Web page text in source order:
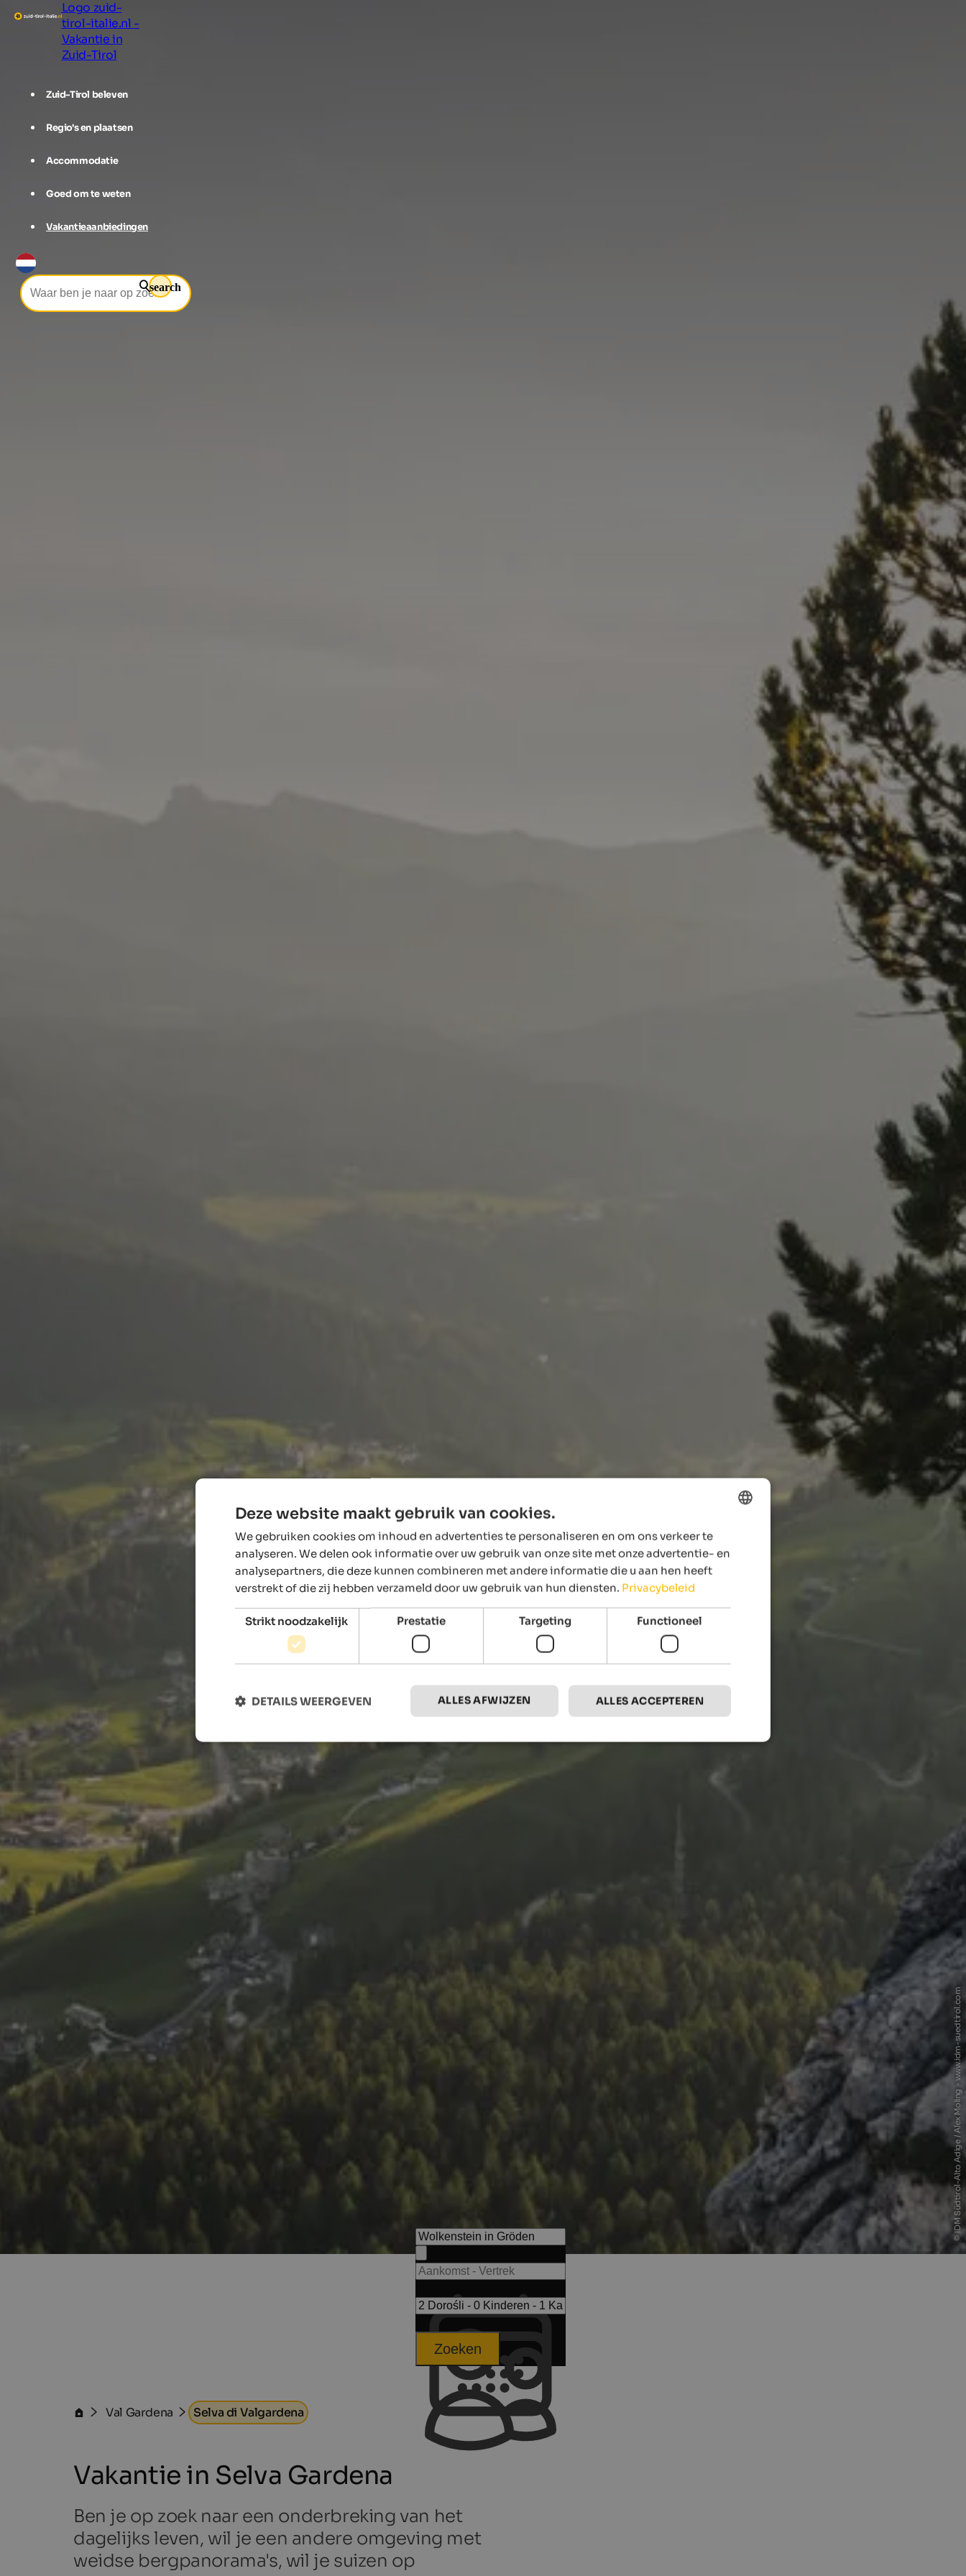
Logo zuid-
tirol-italie.nl -
Vakantie in
Zuid-Tirol
Zuid-Tirol beleven
Regio's en plaatsen
Accommodatie
Goed om te weten
Vakantieaanbiedingen
search
© IDM Südtirol-Alto Adige / Alex Moling - www.idm-suedtirol.com
Zoeken
Val Gardena Selva di Valgardena
Vakantie in Selva Gardena
Ben je op zoek naar een onderbreking van het
dagelijks leven, wil je een andere omgeving met
weidse bergpanorama's, wil je suizen op
ENGLISH
DUTCH
Deze website maakt gebruik van cookies.
We gebruiken cookies om inhoud en advertenties te personaliseren en om ons verkeer te
analyseren. We delen ook informatie over uw gebruik van onze site met onze advertentie- en
analysepartners, die deze kunnen combineren met andere informatie die u aan hen heeft
verstrekt of die zij hebben verzameld door uw gebruik van hun diensten. Privacybeleid
Strikt noodzakelijk Prestatie Targeting Functioneel
ALLES ACCEPTEREN
ALLES AFWIJZEN
DETAILS WEERGEVEN